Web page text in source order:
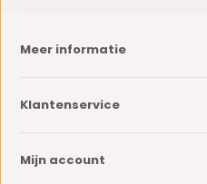
Meer informatie
Klantenservice
Mijn account